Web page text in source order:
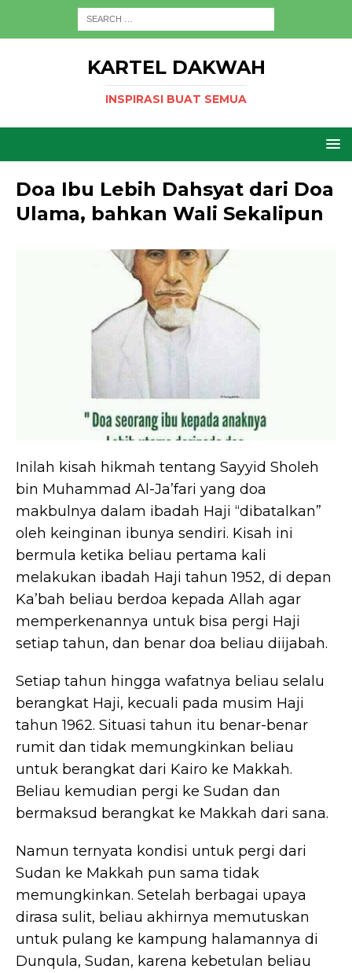
KARTEL DAKWAH
INSPIRASI BUAT SEMUA
Doa Ibu Lebih Dahsyat dari Doa
Ulama, bahkan Wali Sekalipun
Inilah kisah hikmah tentang Sayyid Sholeh
bin Muhammad Al-Ja’fari yang doa
makbulnya dalam ibadah Haji “dibatalkan”
oleh keinginan ibunya sendiri. Kisah ini
bermula ketika beliau pertama kali
melakukan ibadah Haji tahun 1952, di depan
Ka’bah beliau berdoa kepada Allah agar
memperkenannya untuk bisa pergi Haji
setiap tahun, dan benar doa beliau diijabah.
Setiap tahun hingga wafatnya beliau selalu
berangkat Haji, kecuali pada musim Haji
tahun 1962. Situasi tahun itu benar-benar
rumit dan tidak memungkinkan beliau
untuk berangkat dari Kairo ke Makkah.
Beliau kemudian pergi ke Sudan dan
bermaksud berangkat ke Makkah dari sana.
Namun ternyata kondisi untuk pergi dari
Sudan ke Makkah pun sama tidak
memungkinkan. Setelah berbagai upaya
dirasa sulit, beliau akhirnya memutuskan
untuk pulang ke kampung halamannya di
Dunqula, Sudan, karena kebetulan beliau